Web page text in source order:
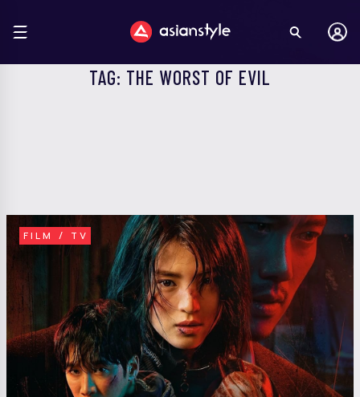
TAG: THE WORST OF EVIL
FILM / TV